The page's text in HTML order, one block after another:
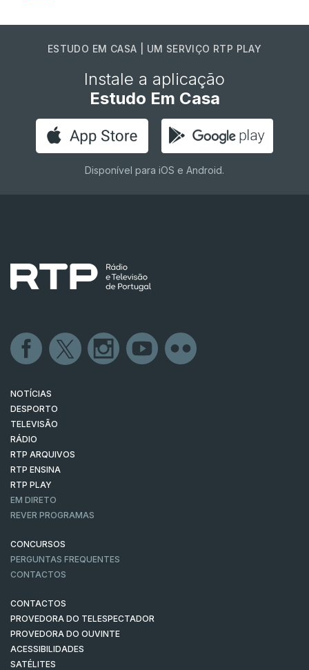
ESTUDO EM CASA | UM SERVIÇO RTP PLAY
Instale a aplicação
Estudo Em Casa
Disponível para iOS e Android.
NOTÍCIAS
DESPORTO
TELEVISÃO
RÁDIO
RTP ARQUIVOS
RTP ENSINA
RTP PLAY
EM DIRETO
REVER PROGRAMAS
CONCURSOS
PERGUNTAS FREQUENTES
CONTACTOS
CONTACTOS
PROVEDORA DO TELESPECTADOR
PROVEDORA DO OUVINTE
ACESSIBILIDADES
SATÉLITES